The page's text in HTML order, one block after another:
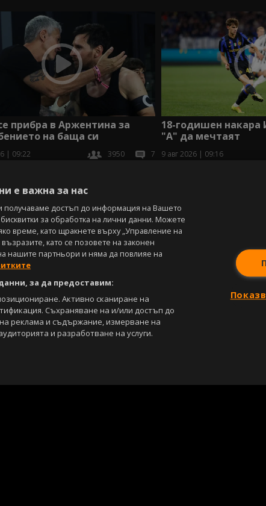
прибра в Аржентина за
на баща си
| 09:22 3950 7
18-годишен накара
"А" да мечтаят
9 авг 2026 | 09:16
е важна за нас
достъп до информация на Вашето
за обработка на лични данни. Можете
време, като щракнете върху „Управление на
като се позовете на законен
нашите партньори и няма да повлияе на
за да предоставим:
Активно сканиране на
Съхраняване на и/или достъп до
реклама и съдържание, измерване на
и разработване на услуги.